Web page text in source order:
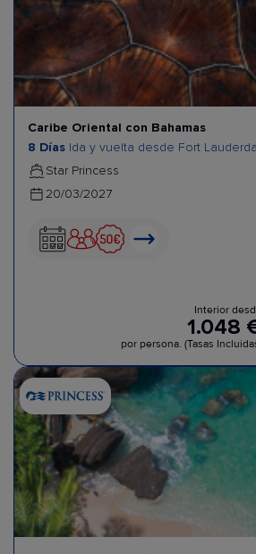
Caribe Oriental con Bahamas
8 Días Ida y vuelta desde Fort
Star Princess
20/03/2027
Interior
1.048
por persona. (Tasas